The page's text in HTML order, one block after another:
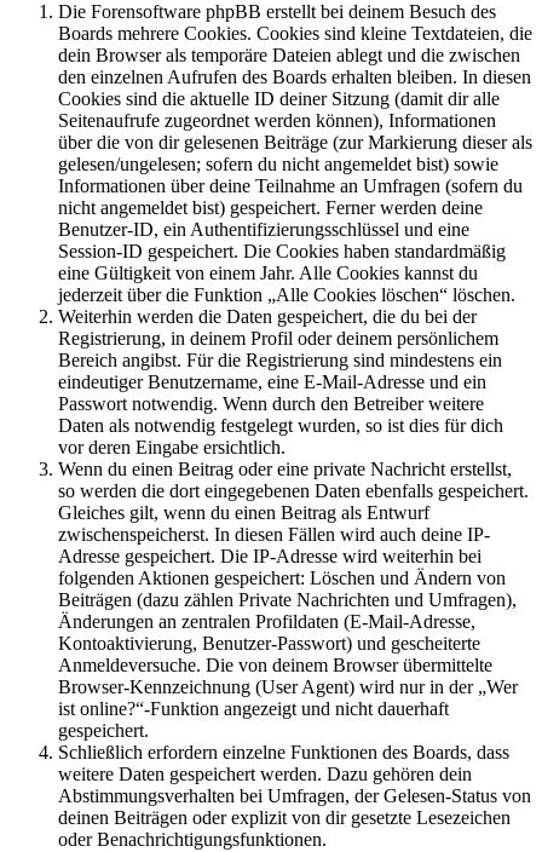
Die Forensoftware phpBB erstellt bei deinem Besuch des
Boards mehrere Cookies. Cookies sind kleine Textdateien, die
dein Browser als temporäre Dateien ablegt und die zwischen
den einzelnen Aufrufen des Boards erhalten bleiben. In diesen
Cookies sind die aktuelle ID deiner Sitzung (damit dir alle
Seitenaufrufe zugeordnet werden können), Informationen
über die von dir gelesenen Beiträge (zur Markierung dieser als
gelesen/ungelesen; sofern du nicht angemeldet bist) sowie
Informationen über deine Teilnahme an Umfragen (sofern du
nicht angemeldet bist) gespeichert. Ferner werden deine
Benutzer-ID, ein Authentifizierungsschlüssel und eine
Session-ID gespeichert. Die Cookies haben standardmäßig
eine Gültigkeit von einem Jahr. Alle Cookies kannst du
jederzeit über die Funktion „Alle Cookies löschen“ löschen.
Weiterhin werden die Daten gespeichert, die du bei der
Registrierung, in deinem Profil oder deinem persönlichem
Bereich angibst. Für die Registrierung sind mindestens ein
eindeutiger Benutzername, eine E-Mail-Adresse und ein
Passwort notwendig. Wenn durch den Betreiber weitere
Daten als notwendig festgelegt wurden, so ist dies für dich
vor deren Eingabe ersichtlich.
Wenn du einen Beitrag oder eine private Nachricht erstellst,
so werden die dort eingegebenen Daten ebenfalls gespeichert.
Gleiches gilt, wenn du einen Beitrag als Entwurf
zwischenspeicherst. In diesen Fällen wird auch deine IP-
Adresse gespeichert. Die IP-Adresse wird weiterhin bei
folgenden Aktionen gespeichert: Löschen und Ändern von
Beiträgen (dazu zählen Private Nachrichten und Umfragen),
Änderungen an zentralen Profildaten (E-Mail-Adresse,
Kontoaktivierung, Benutzer-Passwort) und gescheiterte
Anmeldeversuche. Die von deinem Browser übermittelte
Browser-Kennzeichnung (User Agent) wird nur in der „Wer
ist online?“-Funktion angezeigt und nicht dauerhaft
gespeichert.
Schließlich erfordern einzelne Funktionen des Boards, dass
weitere Daten gespeichert werden. Dazu gehören dein
Abstimmungsverhalten bei Umfragen, der Gelesen-Status von
deinen Beiträgen oder explizit von dir gesetzte Lesezeichen
oder Benachrichtigungsfunktionen.